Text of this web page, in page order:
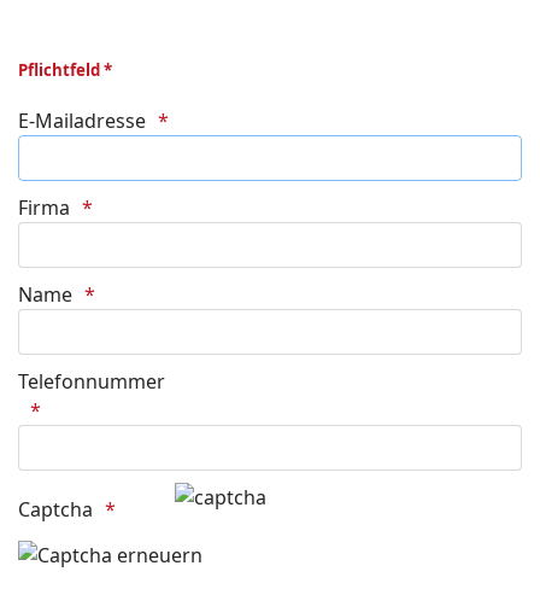
Pflichtfeld *
E-Mailadresse
Firma
Name
Telefonnummer
Captcha